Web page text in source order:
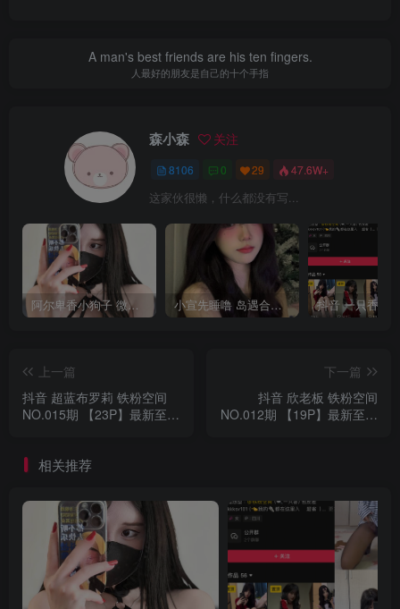
A man's best friends are his ten fingers.
人最好的朋友是自己的十个手指
森小森 关注
8106 0 29 47.6W+
这家伙很懒，什么都没有写...
阿尔卑香小狗子 微密圈合集[40套][持续更新2023.12.14] 小宣先睡噜 岛遇合集[持续更新2025.08.27]
上一篇
抖音 超蓝布罗莉 铁粉空间
NO.015期 【23P】最新至：
下一篇
抖音 欣老板 铁粉空间
NO.012期 【19P】最新至：
相关推荐